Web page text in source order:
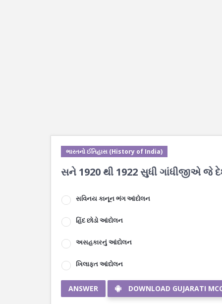
ભારતનો ઈતિહાસ (History of India)
સને 1920 થી 1922 સુધી ગાંધીજીએ જે
સવિનય કાનૂન ભંગ આંદોલન
હિંદ છોડો આંદોલન
અસહકારનું આંદોલન
ખિલાફત આંદોલન
ANSWER DOWNLOAD GUJARATI